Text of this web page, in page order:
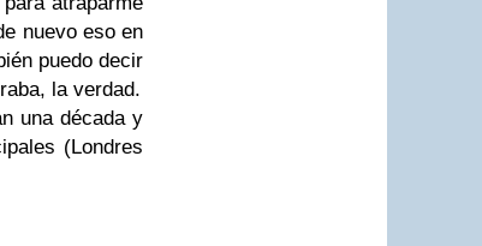
nuevo eso en
puedo decir
la verdad.
una década y
(Londres